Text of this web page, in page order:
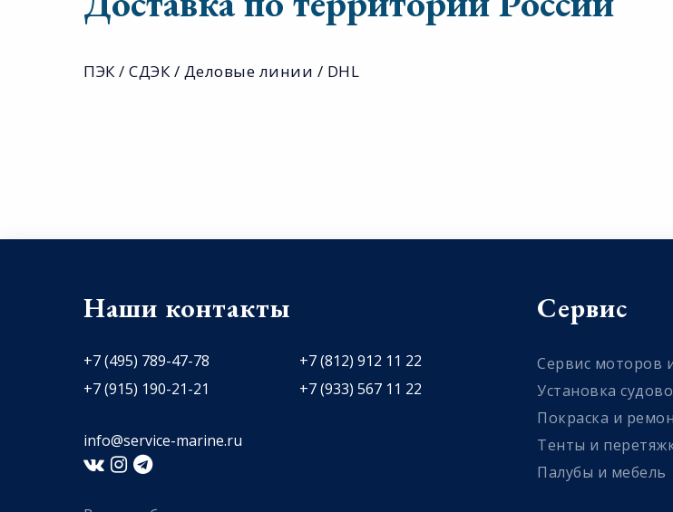
ПЭК / СДЭК / Деловые линии / DHL
Наши контакты
+7 (495) 789-47-78
+7 (812) 912 11 22
+7 (915) 190-21-21
+7 (933) 567 11 22
info@service-marine.ru​​
Сервис
Сервис моторов
Установка
Покраска и
Тенты и
Палубы и мебель